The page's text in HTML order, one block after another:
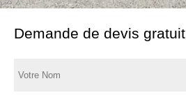
Demande de devis gratuit